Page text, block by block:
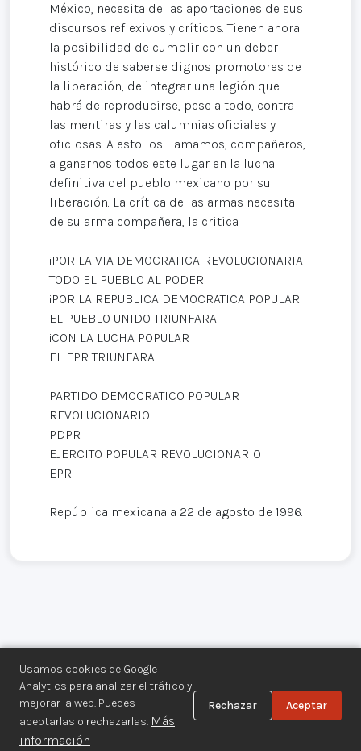
Usamos cookies de Google
Analytics para analizar el tráfico y
mejorar la web. Puedes
aceptarlas o rechazarlas. Más
información
Rechazar Aceptar
México, necesita de las aportaciones de sus
discursos reflexivos y críticos. Tienen ahora
la posibilidad de cumplir con un deber
histórico de saberse dignos promotores de
la liberación, de integrar una legión que
habrá de reproducirse, pese a todo, contra
las mentiras y las calumnias oficiales y
oficiosas. A esto los llamamos, compañeros,
a ganarnos todos este lugar en la lucha
definitiva del pueblo mexicano por su
liberación. La crítica de las armas necesita
de su arma compañera, la critica.
¡POR LA VIA DEMOCRATICA REVOLUCIONARIA
TODO EL PUEBLO AL PODER!
¡POR LA REPUBLICA DEMOCRATICA POPULAR
EL PUEBLO UNIDO TRIUNFARA!
¡CON LA LUCHA POPULAR
EL EPR TRIUNFARA!
PARTIDO DEMOCRATICO POPULAR
REVOLUCIONARIO
PDPR
EJERCITO POPULAR REVOLUCIONARIO
EPR
República mexicana a 22 de agosto de 1996.
Centro de Documentación de los
Movimientos Armados©
Aviso legal·Privacidad